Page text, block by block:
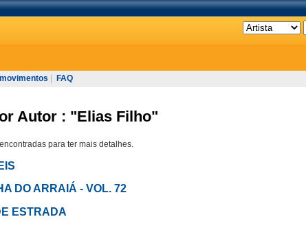
FAQ
Autor : "Elias Filho"
para ter mais detalhes.
DO ARRAIÁ - VOL. 72
ESTRADA